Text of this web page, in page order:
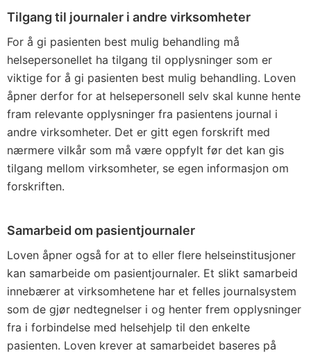
Tilgang til journaler i andre virksomheter
For å gi pasienten best mulig behandling må
helsepersonellet ha tilgang til opplysninger som er
viktige for å gi pasienten best mulig behandling. Loven
åpner derfor for at helsepersonell selv skal kunne hente
fram relevante opplysninger fra pasientens journal i
andre virksomheter. Det er gitt egen forskrift med
nærmere vilkår som må være oppfylt før det kan gis
tilgang mellom virksomheter, se egen informasjon om
forskriften.
Samarbeid om pasientjournaler
Loven åpner også for at to eller flere helseinstitusjoner
kan samarbeide om pasientjournaler. Et slikt samarbeid
innebærer at virksomhetene har et felles journalsystem
som de gjør nedtegnelser i og henter frem opplysninger
fra i forbindelse med helsehjelp til den enkelte
pasienten. Loven krever at samarbeidet baseres på